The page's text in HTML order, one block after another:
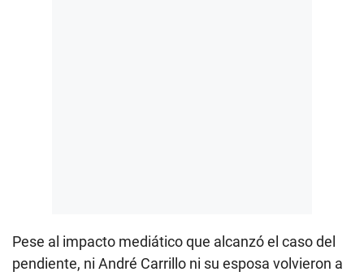
Pese al impacto mediático que alcanzó el caso del
pendiente, ni André Carrillo ni su esposa volvieron a